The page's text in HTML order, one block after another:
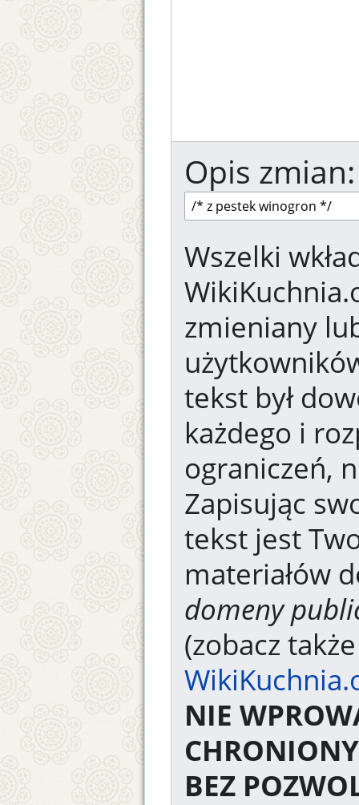
Opis zmian:
Wszelki
zmieniany
tekst był
każdego i
ograniczeń,
Zapisując
tekst jest
materiałów
domeny
(zobacz
NIE
BEZ